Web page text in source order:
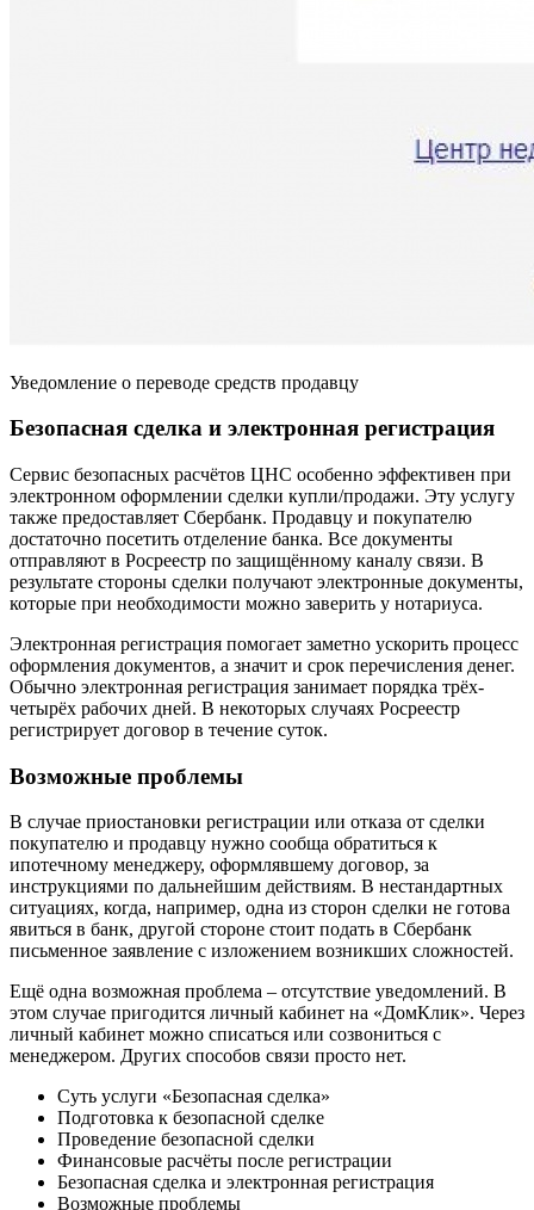
Уведомление о переводе средств продавцу
Безопасная сделка и электронная регистрация
Сервис безопасных расчётов ЦНС особенно эффективен при
электронном оформлении сделки купли/продажи. Эту услугу
также предоставляет Сбербанк. Продавцу и покупателю
достаточно посетить отделение банка. Все документы
отправляют в Росреестр по защищённому каналу связи. В
результате стороны сделки получают электронные документы,
которые при необходимости можно заверить у нотариуса.
Электронная регистрация помогает заметно ускорить процесс
оформления документов, а значит и срок перечисления денег.
Обычно электронная регистрация занимает порядка трёх-
четырёх рабочих дней. В некоторых случаях Росреестр
регистрирует договор в течение суток.
Возможные проблемы
В случае приостановки регистрации или отказа от сделки
покупателю и продавцу нужно сообща обратиться к
ипотечному менеджеру, оформлявшему договор, за
инструкциями по дальнейшим действиям. В нестандартных
ситуациях, когда, например, одна из сторон сделки не готова
явиться в банк, другой стороне стоит подать в Сбербанк
письменное заявление с изложением возникших сложностей.
Ещё одна возможная проблема – отсутствие уведомлений. В
этом случае пригодится личный кабинет на «ДомКлик». Через
личный кабинет можно списаться или созвониться с
менеджером. Других способов связи просто нет.
Суть услуги «Безопасная сделка»
Подготовка к безопасной сделке
Проведение безопасной сделки
Финансовые расчёты после регистрации
Безопасная сделка и электронная регистрация
Возможные проблемы